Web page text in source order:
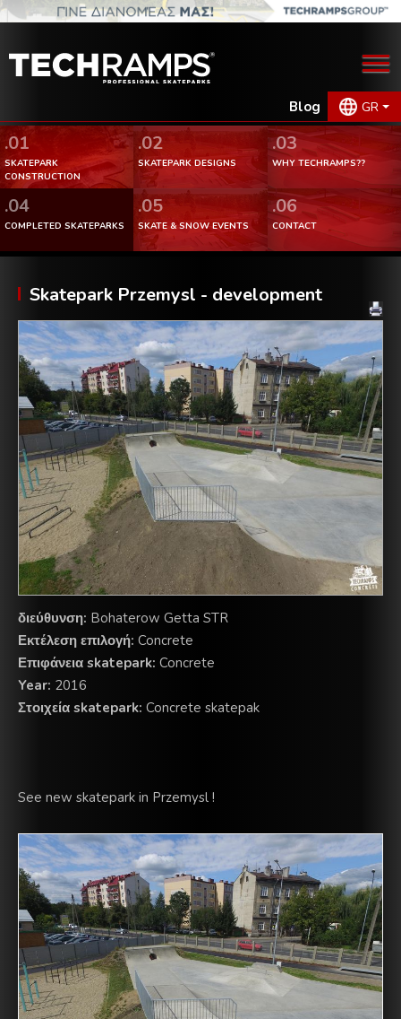
Blog GR
.01
SKATEPARK
CONSTRUCTION
.02
SKATEPARK DESIGNS
.03
WHY TECHRAMPS??
.04
COMPLETED SKATEPARKS
.05
SKATE & SNOW EVENTS
.06
CONTACT
Skatepark Przemysl - development
διεύθυνση: Bohaterow Getta STR
Εκτέλεση επιλογή: Concrete
Επιφάνεια skatepark: Concrete
Year: 2016
Στοιχεία skatepark: Concrete skatepak
See new skatepark in Przemysl !